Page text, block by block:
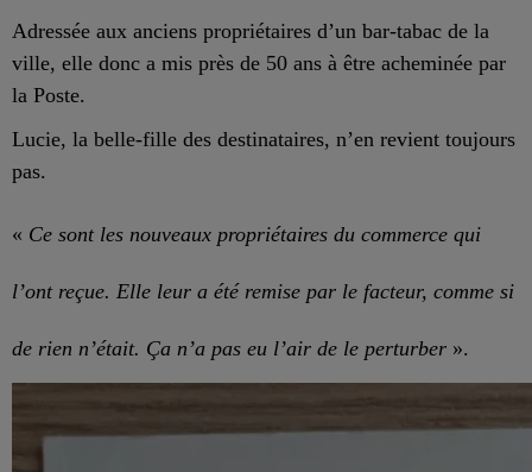
Adressée aux anciens propriétaires d’un bar-tabac de la
ville, elle donc a mis près de 50 ans à être acheminée par
la Poste.
Lucie, la belle-fille des destinataires, n’en revient toujours
pas.
« Ce sont les nouveaux propriétaires du commerce qui
l’ont reçue. Elle leur a été remise par le facteur, comme si
de rien n’était. Ça n’a pas eu l’air de le perturber ».